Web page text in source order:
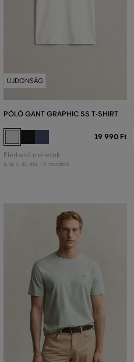
ÚJDONSÁG
PÓLÓ GANT GRAPHIC SS T-SHIRT
19 990 Ft
Elérhető méretek:
S, M L XL XXL +2 további